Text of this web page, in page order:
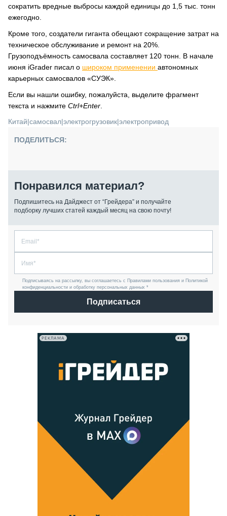
сократить вредные выбросы каждой единицы до 1,5 тыс. тонн
ежегодно.
Кроме того, создатели гиганта обещают сокращение затрат на
техническое обслуживание и ремонт на 20%.
Грузоподъёмность самосвала составляет 120 тонн. В начале
июня iGrader писал о широком применении автономных
карьерных самосвалов «СУЭК».
Если вы нашли ошибку, пожалуйста, выделите фрагмент
текста и нажмите Ctrl+Enter
Китай|самосвал|электрогрузовик|электропривод
ПОДЕЛИТЬСЯ:
Понравился материал?
Подпишитесь на Дайджест от “Грейдера” и получайте
подборку лучших статей каждый месяц на свою почту!
Подписываясь на рассылку, вы соглашаетесь с Правилами пользования и Политикой
конфиденциальности и обработку персональных данных *
Подписаться
РЕКЛАМА